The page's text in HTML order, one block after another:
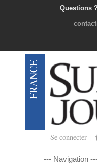
Questions
Se connecter |
Navigation